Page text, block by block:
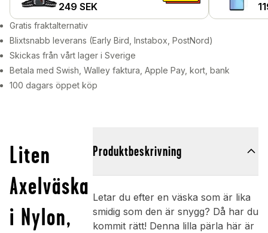
249 SEK
Gratis fraktalternativ
Blixtsnabb leverans (Early Bird, Instabox, PostNord)
Skickas från vårt lager i Sverige
Betala med Swish, Walley faktura, Apple Pay, kort, bank
100 dagars öppet köp
Liten
Axelväska
i Nylon,
Produktbeskrivning
Letar du efter en väska som är lika
smidig som den är snygg? Då har du
kommit rätt! Denna lilla pärla här är